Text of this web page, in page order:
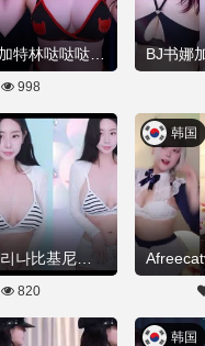
BJ유치땅蓝光加特林哒哒哒热舞20260508Hot Dance
998
Afreecatv러블리나比基尼加特林热舞视频20260417Hot Dance
820
韩国
韩国